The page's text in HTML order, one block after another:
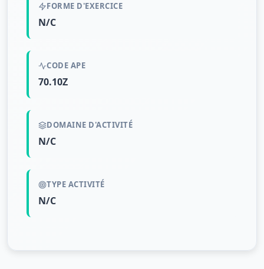
FORME D'EXERCICE
N/C
CODE APE
70.10Z
DOMAINE D'ACTIVITÉ
N/C
TYPE ACTIVITÉ
N/C